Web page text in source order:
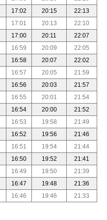
17:02 20:15
22:13
17:01 20:13
22:10
17:00 20:11
22:07
16:59 20:09
22:05
16:58 20:07
22:02
16:57 20:05
21:59
16:56 20:03
21:57
16:55 20:01
21:54
16:54 20:00
21:52
16:53 19:58
21:49
16:52 19:56
21:46
16:51 19:54
21:44
16:50 19:52
21:41
16:49 19:50
21:39
16:47 19:48
21:36
16:46 19:46 21:33